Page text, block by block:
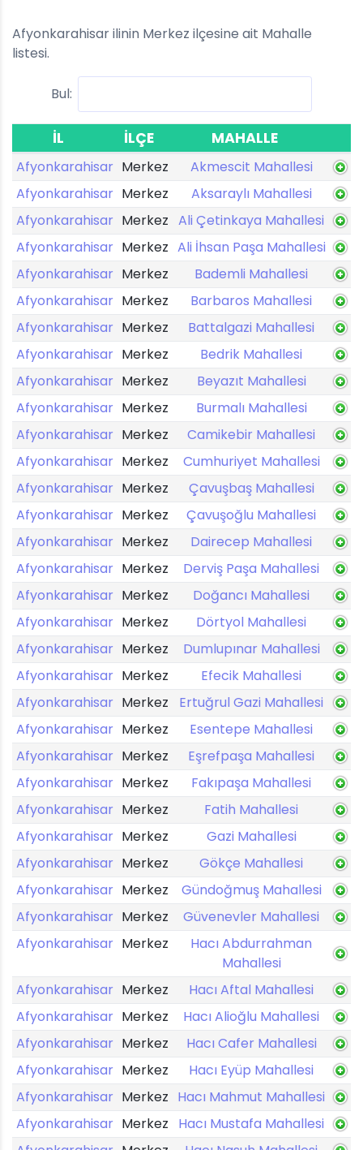
Afyonkarahisar ilinin Merkez ilçesine ait Mahalle
listesi.
Bul:
İL İLÇE MAHALLE
Afyonkarahisar Merkez
Akmescit Mahallesi
Afyonkarahisar Merkez
Aksaraylı Mahallesi
Afyonkarahisar Merkez Ali Çetinkaya Mahallesi
Afyonkarahisar Merkez Ali İhsan Paşa Mahallesi
Afyonkarahisar Merkez
Bademli Mahallesi
Afyonkarahisar Merkez
Barbaros Mahallesi
Afyonkarahisar Merkez
Battalgazi Mahallesi
Afyonkarahisar Merkez
Bedrik Mahallesi
Afyonkarahisar Merkez
Beyazıt Mahallesi
Afyonkarahisar Merkez
Burmalı Mahallesi
Afyonkarahisar Merkez
Camikebir Mahallesi
Afyonkarahisar Merkez
Cumhuriyet Mahallesi
Afyonkarahisar Merkez
Çavuşbaş Mahallesi
Afyonkarahisar Merkez
Çavuşoğlu Mahallesi
Afyonkarahisar Merkez
Dairecep Mahallesi
Afyonkarahisar Merkez
Derviş Paşa Mahallesi
Afyonkarahisar Merkez
Doğancı Mahallesi
Afyonkarahisar Merkez
Dörtyol Mahallesi
Afyonkarahisar Merkez
Dumlupınar Mahallesi
Afyonkarahisar Merkez
Efecik Mahallesi
Afyonkarahisar Merkez
Ertuğrul Gazi Mahallesi
Afyonkarahisar Merkez
Esentepe Mahallesi
Afyonkarahisar Merkez
Eşrefpaşa Mahallesi
Afyonkarahisar Merkez
Fakıpaşa Mahallesi
Afyonkarahisar Merkez
Fatih Mahallesi
Afyonkarahisar Merkez
Gazi Mahallesi
Afyonkarahisar Merkez
Gökçe Mahallesi
Afyonkarahisar Merkez
Gündoğmuş Mahallesi
Afyonkarahisar Merkez
Güvenevler Mahallesi
Afyonkarahisar Merkez
Hacı Abdurrahman
Mahallesi
Afyonkarahisar Merkez
Hacı Aftal Mahallesi
Afyonkarahisar Merkez
Hacı Alioğlu Mahallesi
Afyonkarahisar Merkez
Hacı Cafer Mahallesi
Afyonkarahisar Merkez
Hacı Eyüp Mahallesi
Afyonkarahisar Merkez Hacı Mahmut Mahallesi
Afyonkarahisar Merkez
Hacı Mustafa Mahallesi